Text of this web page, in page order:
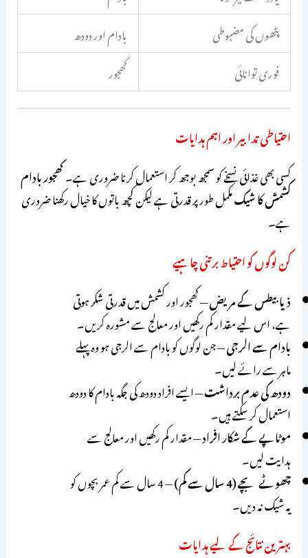
پٹھوں کی مضبوطی
بادام اور دودھ
فوری توانائی
کھجور
احتیاطی تدابیر اور اہم ہدایات
کسی بھی غذائی نسخے کو سمجھ بوجھ کر استعمال کرنا ضروری ہے۔کھجور بادام
کشمش کا شیکمکمل طور پر قدرتی ہے لیکن کچھ باتوں کا خیال رکھنا ضروری
ہے۔
کن لوگوں کو احتیاط برتنی چاہیے
ذیابیطس کے مریض— کھجور اور کشمش میں قدرتی شکر ہوتی
ہے، اس لیے مقدار کم رکھیں اور معالج سے مشورہ کریں۔
بادام سے الرجی— جن لوگوں کو بادام سے الرجی ہو وہ پہلے
ماہر سے رائے لیں۔
دودھ کی عدم برداشت— ایسے افراد دودھ کی جگہ بادام کا دودھ
استعمال کر سکتے ہیں۔
موٹاپے کے شکار افراد— مقدار کم رکھیں اور معالج سے
ہدایت لیں۔
چھوٹے بچے (4 سال سے کم)
— 4 سال سے کم عمر بچوں کو
یہ شیک نہ دیں۔
بہترین نتائج کے لیے ہدایات